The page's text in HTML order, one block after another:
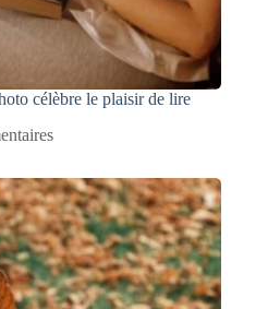
célèbre le plaisir de lire